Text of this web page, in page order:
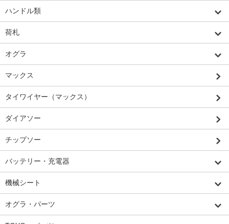
ハンドル類
荷札
オグラ
マックス
タイワイヤー（マックス）
ダイアソー
チップソー
バッテリー・充電器
機械シート
オグラ・パーツ